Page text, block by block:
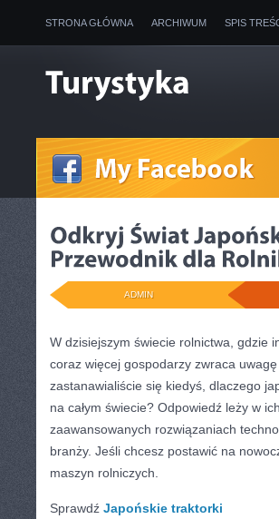
STRONA GŁÓWNA ARCHIWUM SPIS
ADMIN
W dzisiejszym świecie rolnictwa, gdzie
coraz więcej gospodarzy zwraca
zastanawialiście się kiedyś, dlaczego
na całym świecie? Odpowiedź leży w
zaawansowanych rozwiązaniach
branży. Jeśli chcesz postawić na
maszyn rolniczych.
Sprawdź Japońskie traktorki